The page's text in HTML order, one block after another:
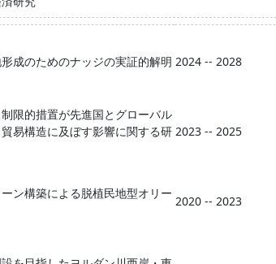
成のためのナッジの実証的解明 2024 -- 2028
限的措置が先進国とグローバル
易構造に及ぼす影響に関する研 2023 -- 2025
ン構築による脱植民地型オリー
2020 -- 2023